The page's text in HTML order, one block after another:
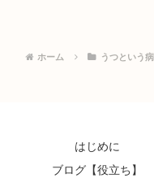
ホーム うつという病
はじめに
ブログ【役立ち】